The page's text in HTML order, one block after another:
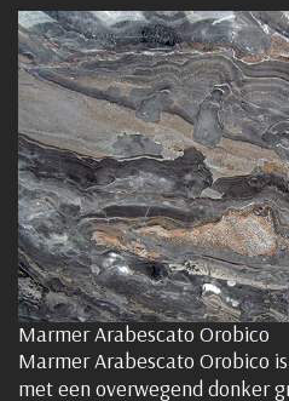
Marmer Arabescato Orobico
Marmer Arabescato Orobico
met een overwegend donker